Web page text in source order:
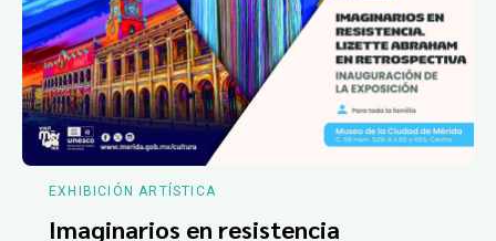
EXHIBICIÓN ARTÍSTICA
Imaginarios en resistencia